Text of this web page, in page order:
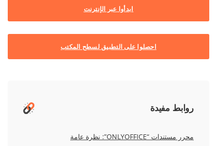
ابدأوا عبر الإنترنت
احصلوا على التطبيق لسطح المكتب
روابط مفيدة
محرر مستندات “ONLYOFFICE”: نظرة عامة